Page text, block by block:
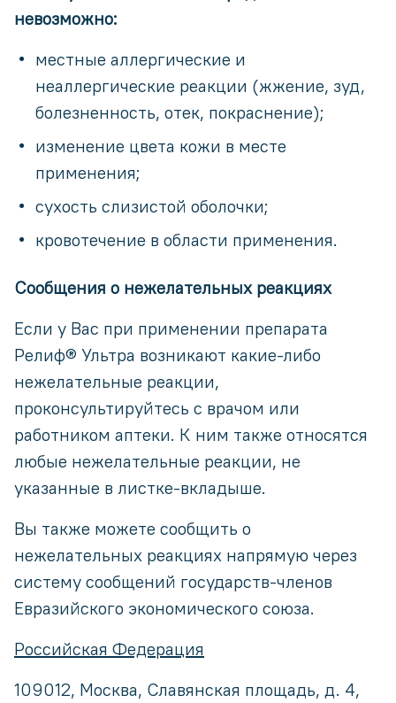
невозможно:
местные аллергические и
неаллергические реакции (жжение, зуд,
болезненность, отек, покраснение);
изменение цвета кожи в месте
применения;
сухость слизистой оболочки;
кровотечение в области применения.
Сообщения о нежелательных реакциях
Если у Вас при применении препарата
Релиф® Ультра возникают какие-либо
нежелательные реакции,
проконсультируйтесь с врачом или
работником аптеки. К ним также относятся
любые нежелательные реакции, не
указанные в листке-вкладыше.
Вы также можете сообщить о
нежелательных реакциях напрямую через
систему сообщений государств-членов
Евразийского экономического союза.
Российская Федерация
109012, Москва, Славянская площадь, д. 4,